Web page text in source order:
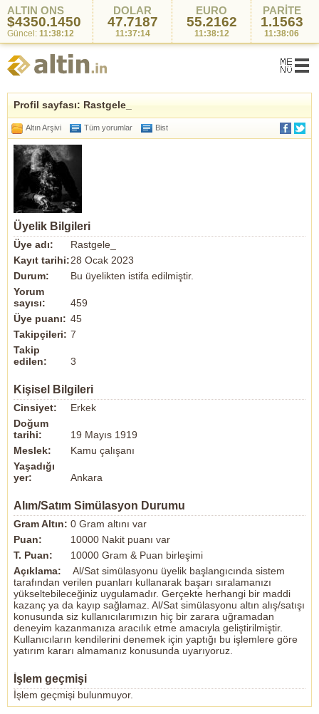
ALTIN ONS
$4350.1450
Güncel: 11:38:12
DOLAR
47.7187
11:37:14
EURO
55.2162
11:38:12
PARİTE
1.1563
11:38:06
Profil sayfası: Rastgele_
Altın Arşivi Tüm yorumlar Bist
Üyelik Bilgileri
Üye adı:
Rastgele_
Kayıt tarihi:28 Ocak 2023
Durum:
Bu üyelikten istifa edilmiştir.
Yorum
sayısı:
459
Üye puanı: 45
Takipçileri: 7
Takip
edilen:
3
Kişisel Bilgileri
Cinsiyet:
Erkek
Doğum
tarihi:
19 Mayıs 1919
Meslek:
Kamu çalışanı
Yaşadığı
yer:
Ankara
Alım/Satım Simülasyon Durumu
Gram Altın: 0 Gram altını var
Puan:
10000 Nakit puanı var
T. Puan:
10000 Gram & Puan birleşimi
Açıklama:
Al/Sat simülasyonu üyelik başlangıcında sistem
tarafından verilen puanları kullanarak başarı sıralamanızı
yükseltebileceğiniz uygulamadır. Gerçekte herhangi bir maddi
kazanç ya da kayıp sağlamaz. Al/Sat simülasyonu altın alış/satışı
konusunda siz kullanıcılarımızın hiç bir zarara uğramadan
deneyim kazanmanıza aracılık etme amacıyla geliştirilmiştir.
Kullanıcıların kendilerini denemek için yaptığı bu işlemlere göre
yatırım kararı almamanız konusunda uyarıyoruz.
İşlem geçmişi
İşlem geçmişi bulunmuyor.